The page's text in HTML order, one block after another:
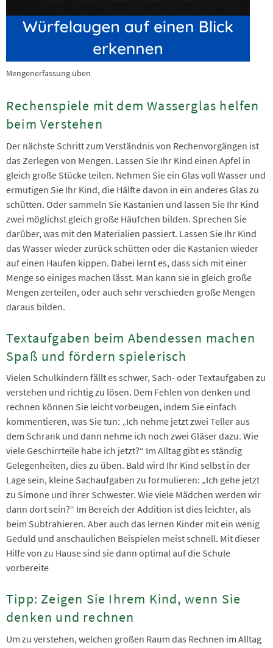
Mengenerfassung üben
Rechenspiele mit dem Wasserglas helfen
beim Verstehen
Der nächste Schritt zum Verständnis von Rechenvorgängen ist
das Zerlegen von Mengen. Lassen Sie Ihr Kind einen Apfel in
gleich große Stücke teilen. Nehmen Sie ein Glas voll Wasser und
ermutigen Sie Ihr Kind, die Hälfte davon in ein anderes Glas zu
schütten. Oder sammeln Sie Kastanien und lassen Sie Ihr Kind
zwei möglichst gleich große Häufchen bilden. Sprechen Sie
darüber, was mit den Materialien passiert. Lassen Sie Ihr Kind
das Wasser wieder zurück schütten oder die Kastanien wieder
auf einen Haufen kippen. Dabei lernt es, dass sich mit einer
Menge so einiges machen lässt. Man kann sie in gleich große
Mengen zerteilen, oder auch sehr verschieden große Mengen
daraus bilden.
Textaufgaben beim Abendessen machen
Spaß und fördern spielerisch
Vielen Schulkindern fällt es schwer, Sach- oder Textaufgaben zu
verstehen und richtig zu lösen. Dem Fehlen von denken und
rechnen können Sie leicht vorbeugen, indem Sie einfach
kommentieren, was Sie tun: „Ich nehme jetzt zwei Teller aus
dem Schrank und dann nehme ich noch zwei Gläser dazu. Wie
viele Geschirrteile habe ich jetzt?“ Im Alltag gibt es ständig
Gelegenheiten, dies zu üben. Bald wird Ihr Kind selbst in der
Lage sein, kleine Sachaufgaben zu formulieren: „Ich gehe jetzt
zu Simone und ihrer Schwester. Wie viele Mädchen werden wir
dann dort sein?“ Im Bereich der Addition ist dies leichter, als
beim Subtrahieren. Aber auch das lernen Kinder mit ein wenig
Geduld und anschaulichen Beispielen meist schnell. Mit dieser
Hilfe von zu Hause sind sie dann optimal auf die Schule
vorbereite
Tipp: Zeigen Sie Ihrem Kind, wenn Sie
denken und rechnen
Um zu verstehen, welchen großen Raum das Rechnen im Alltag